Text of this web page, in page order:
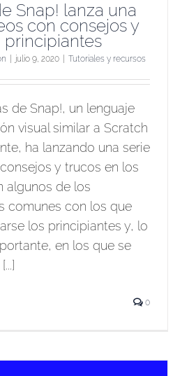
Snap! lanza una
con consejos y
principiantes
julio 9, 2020 Tutoriales y recursos
de Snap!, un lenguaje
visual similar a Scratch
ha lanzando una serie
y trucos en los
algunos de los
comunes con los que
los principiantes y, lo
en los que se
0